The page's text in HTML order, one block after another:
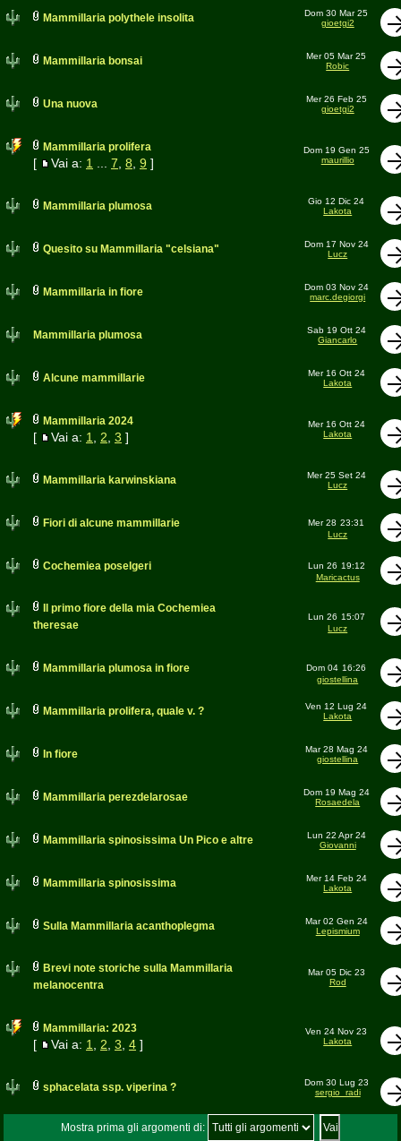
Mammillaria polythele insolita
Dom 30 Mar 25
gioetgi2
Mammillaria bonsai
Mer 05 Mar 25
Robic
Una nuova
Mer 26 Feb 25
gioetgi2
Mammillaria prolifera
[ Vai a: 1 7 8 9]
Dom 19 Gen 25
maurillio
Mammillaria plumosa
Gio 12 Dic 24
Lakota
Quesito su Mammillaria "celsiana"
Dom 17 Nov 24
Lucz
Mammillaria in fiore
Dom 03 Nov 24
marc.degiorgi
Mammillaria plumosa
Sab 19 Ott 24
Giancarlo
Alcune mammillarie
Mer 16 Ott 24
Lakota
Mammillaria 2024
[ Vai a: 1 2 3 ]
Mer 16 Ott 24
Lakota
Mammillaria karwinskiana
Mer 25 Set 24
Lucz
Fiori di alcune mammillarie Mer 28 23:31
Lucz
Cochemiea poselgeri Lun 26 19:12
Maricactus
Il primo fiore della mia Cochemiea
theresae
Lun 26 15:07
Lucz
Mammillaria plumosa in fiore Dom 04 16:26
giostellina
Mammillaria prolifera, quale v. ?
Ven 12 Lug 24
Lakota
In fiore
Mar 28 Mag 24
giostellina
Mammillaria perezdelarosae
Dom 19 Mag 24
Rosaedela
Mammillaria spinosissima Un Pico e altre
Lun 22 Apr 24
Giovanni
Mammillaria spinosissima
Mer 14 Feb 24
Lakota
Sulla Mammillaria acanthoplegma
Mar 02 Gen 24
Lepismium
Brevi note storiche sulla Mammillaria
melanocentra
Mar 05 Dic 23
Rod
Mammillaria: 2023
[ Vai a: 1 2 3 4]
Ven 24 Nov 23
Lakota
sphacelata ssp. viperina ?
Dom 30 Lug 23
sergio_radi
Mostra prima gli argomenti di: